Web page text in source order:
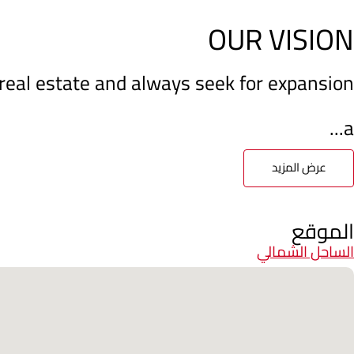
OUR VISION
estate and always seek for expansion
a...
عرض المزيد
الموقع
الساحل الشمالي